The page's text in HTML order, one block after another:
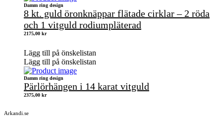
Damm ring design
8 kt. guld öronknäppar flätade cirklar – 2 röda
och 1 vitguld rodiumpläterad
2175,00 kr
Lägg till på önskelistan
Lägg till på önskelistan
Damm ring design
Pärlörhängen i 14 karat vitguld
2375,00 kr
Arkandi.se